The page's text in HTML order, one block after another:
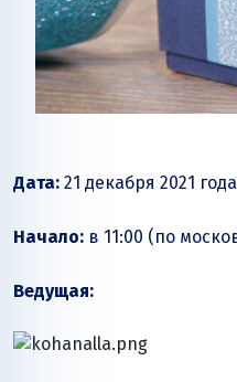
Дата: 21 декабря 2021
Начало: в 11:00 (по
Ведущая: